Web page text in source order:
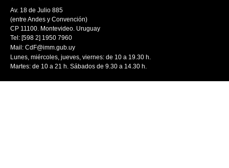
Av. 18 de Julio 885
(entre Andes y Convención)
CP 11100. Montevideo. Uruguay
Tel: [598 2] 1950 7960
Mail: CdF@imm.gub.uy
Lunes, miércoles, jueves, viernes: de 10 a 19.30 h.
Martes: de 10 a 21 h. Sábados de 9.30 a 14.30 h.